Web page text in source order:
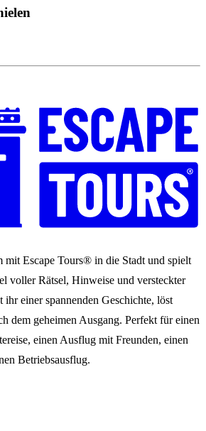
mit Escape Tours® in die Stadt und spielt
voller Rätsel, Hinweise und versteckter
einer spannenden Geschichte, löst
dem geheimen Ausgang. Perfekt für einen
einen Ausflug mit Freunden, einen
Betriebsausflug.